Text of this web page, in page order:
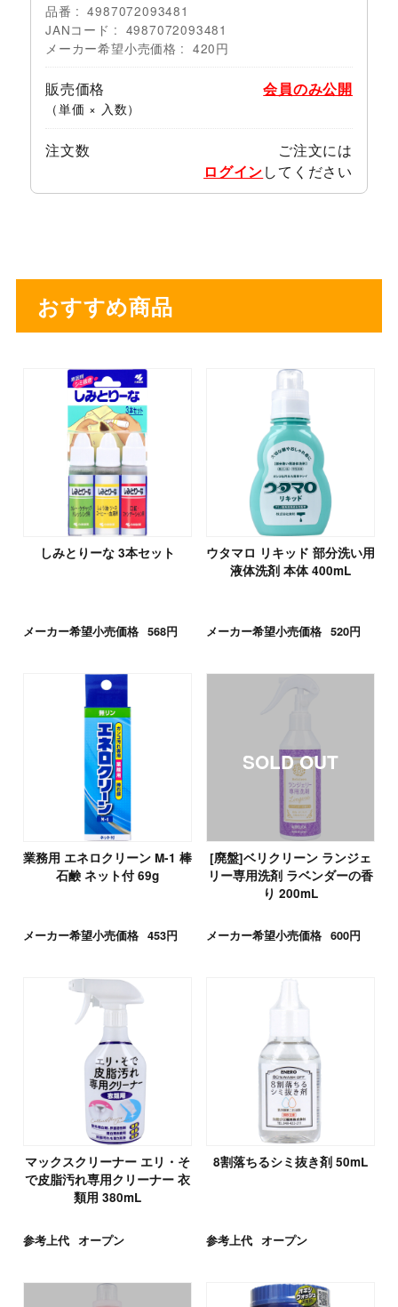
品番
4987072093481
JANコード
4987072093481
メーカー希望小売価格
420円
販売価格
（単価 × 入数）
会員のみ公開
注文数
ご注文には
ログインしてください
おすすめ商品
しみとりーな 3本セット
メーカー希望小売価格 568円
ウタマロ リキッド 部分洗い用
液体洗剤 本体 400mL
メーカー希望小売価格 520円
業務用 エネロクリーン M-1 棒
石鹸 ネット付 69g
メーカー希望小売価格 453円
[廃盤]ベリクリーン ランジェ
リー専用洗剤 ラベンダーの香
り 200mL
メーカー希望小売価格 600円
マックスクリーナー エリ・そ
で皮脂汚れ専用クリーナー 衣
類用 380mL
参考上代 オープン
8割落ちるシミ抜き剤 50mL
参考上代 オープン